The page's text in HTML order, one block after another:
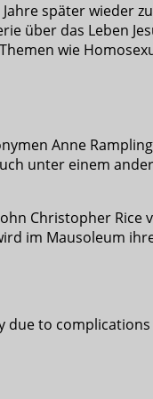
später wieder
über das Leben
wie
Anne
unter einem
Christopher
im Mausoleum
due to